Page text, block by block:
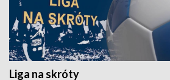
Liga na skróty